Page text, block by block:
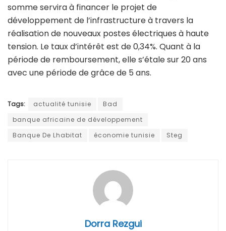
somme servira à financer le projet de
développement de l’infrastructure à travers la
réalisation de nouveaux postes électriques à haute
tension. Le taux d’intérêt est de 0,34%. Quant à la
période de remboursement, elle s’étale sur 20 ans
avec une période de grâce de 5 ans.
Tags: actualité tunisie
Bad
banque africaine de développement
Banque De Lhabitat
économie tunisie Steg
Dorra Rezgui